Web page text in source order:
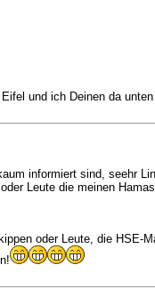
und ich Deinen da
informiert sind, seehr
Leute die meinen
oder Leute, die HSE-